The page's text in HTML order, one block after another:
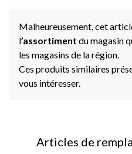
Malheureusement, cet
l’assortiment du magasin
les magasins de la région.
Ces produits similaires
vous intéresser.
Articles de